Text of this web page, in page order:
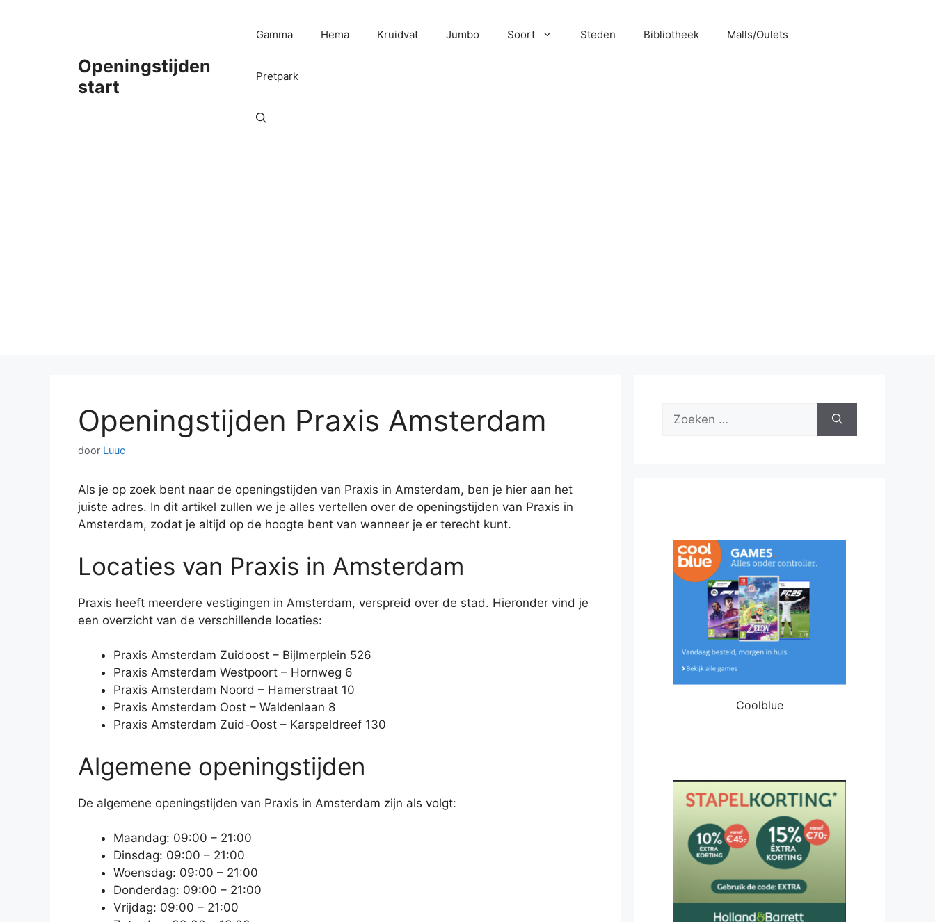
Openingstijden
start
Gamma Hema Kruidvat Jumbo Soort Steden Bibliotheek Malls/Oulets
Pretpark
Openingstijden Praxis Amsterdam
door Luuc
Als je op zoek bent naar de openingstijden van Praxis in Amsterdam, ben je hier aan het
juiste adres. In dit artikel zullen we je alles vertellen over de openingstijden van Praxis in
Amsterdam, zodat je altijd op de hoogte bent van wanneer je er terecht kunt.
Locaties van Praxis in Amsterdam
Praxis heeft meerdere vestigingen in Amsterdam, verspreid over de stad. Hieronder vind je
een overzicht van de verschillende locaties:
Praxis Amsterdam Zuidoost – Bijlmerplein 526
Praxis Amsterdam Westpoort – Hornweg 6
Praxis Amsterdam Noord – Hamerstraat 10
Praxis Amsterdam Oost – Waldenlaan 8
Praxis Amsterdam Zuid-Oost – Karspeldreef 130
Algemene openingstijden
De algemene openingstijden van Praxis in Amsterdam zijn als volgt:
Maandag: 09:00 – 21:00
Dinsdag: 09:00 – 21:00
Woensdag: 09:00 – 21:00
Donderdag: 09:00 – 21:00
Vrijdag: 09:00 – 21:00
Zoek
Coolblue